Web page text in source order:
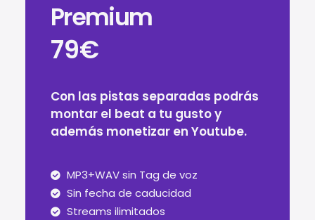
Premium
79€
Con las pistas separadas podrás
montar el beat a tu gusto y
además monetizar en Youtube.
MP3+WAV sin Tag de voz
Sin fecha de caducidad
Streams ilimitados